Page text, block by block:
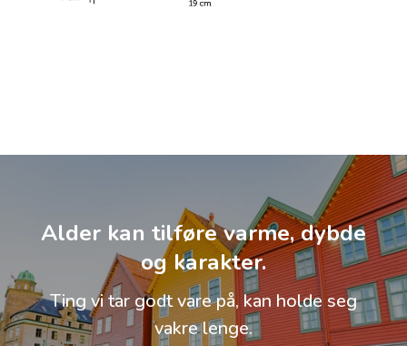
Alder kan tilføre varme, dybde
og karakter.
Ting vi tar godt vare på, kan holde seg
vakre lenge.